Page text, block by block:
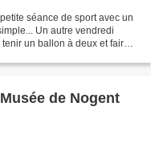
séance de sport avec un
Un autre vendredi
un ballon à deux et faire
de Nogent